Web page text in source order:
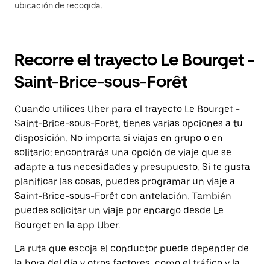
ubicación de recogida.
Recorre el trayecto Le Bourget -
Saint-Brice-sous-Forêt
Cuando utilices Uber para el trayecto Le Bourget -
Saint-Brice-sous-Forêt, tienes varias opciones a tu
disposición. No importa si viajas en grupo o en
solitario: encontrarás una opción de viaje que se
adapte a tus necesidades y presupuesto. Si te gusta
planificar las cosas, puedes programar un viaje a
Saint-Brice-sous-Forêt con antelación. También
puedes solicitar un viaje por encargo desde Le
Bourget en la app Uber.
La ruta que escoja el conductor puede depender de